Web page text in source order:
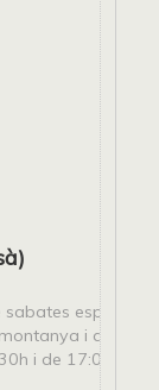
i de neu,
i de 17:00h a